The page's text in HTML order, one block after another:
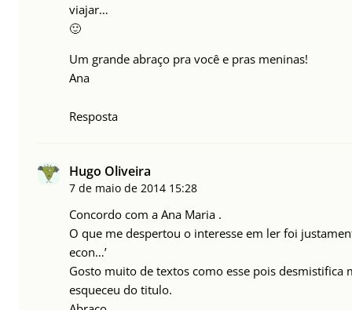
viajar…
🙂
Um grande abraço pra você e pras meninas!
Ana
Resposta
Hugo Oliveira
7 de maio de 2014 15:28
Concordo com a Ana Maria .
O que me despertou o interesse em ler foi
econ…’
Gosto muito de textos como esse pois desmistifica
esqueceu do titulo.